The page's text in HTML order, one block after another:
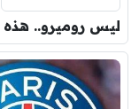
ليس روميرو.. هذه